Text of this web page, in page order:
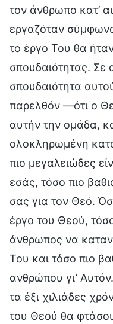
τον άνθρωπο κατ’
εργαζόταν
το έργο Του θα
σπουδαιότητας. Σε
σπουδαιότητα
παρελθόν —ότι ο
αυτήν την ομάδα,
ολοκληρωμένη
πιο μεγαλειώδες
εσάς, τόσο πιο
σας για τον Θεό.
έργο του Θεού,
άνθρωπος να
Του και τόσο πιο
ανθρώπου γι’
τα έξι χιλιάδες
του Θεού θα